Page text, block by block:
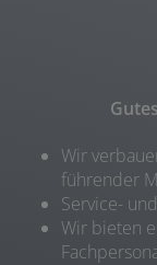
Wir
führender
Service-
Wir bieten